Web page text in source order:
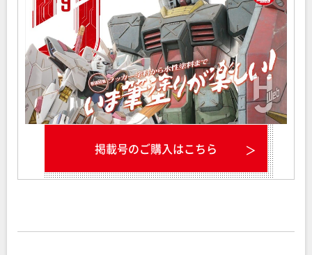
掲載号のご購入はこちら